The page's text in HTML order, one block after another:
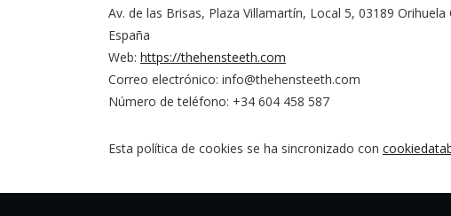
Av. de las Brisas, Plaza Villamartín, Local 5, 03189 Orihuela
España
Web: https://thehensteeth.com
Correo electrónico: info@thehensteeth.com
Número de teléfono: +34 604 458 587
Esta política de cookies se ha sincronizado con